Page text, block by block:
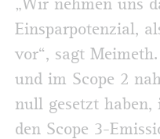
„Wir nehmen uns
Einsparpotenzial,
vor“, sagt
und im Scope 2
null gesetzt
den Scope 3-